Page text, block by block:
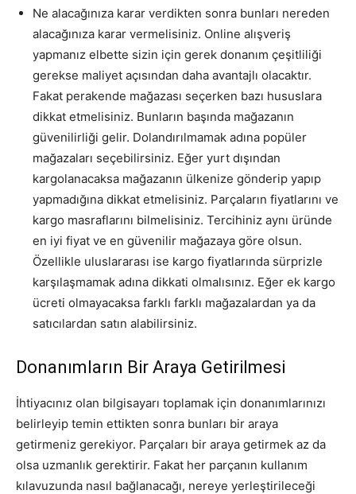
Ne alacağınıza karar verdikten sonra bunları nereden
alacağınıza karar vermelisiniz. Online alışveriş
yapmanız elbette sizin için gerek donanım çeşitliliği
gerekse maliyet açısından daha avantajlı olacaktır.
Fakat perakende mağazası seçerken bazı hususlara
dikkat etmelisiniz. Bunların başında mağazanın
güvenilirliği gelir. Dolandırılmamak adına popüler
mağazaları seçebilirsiniz. Eğer yurt dışından
kargolanacaksa mağazanın ülkenize gönderip yapıp
yapmadığına dikkat etmelisiniz. Parçaların fiyatlarını ve
kargo masraflarını bilmelisiniz. Tercihiniz aynı üründe
en iyi fiyat ve en güvenilir mağazaya göre olsun.
Özellikle uluslararası ise kargo fiyatlarında sürprizle
karşılaşmamak adına dikkati olmalısınız. Eğer ek kargo
ücreti olmayacaksa farklı farklı mağazalardan ya da
satıcılardan satın alabilirsiniz.
Donanımların Bir Araya Getirilmesi
İhtiyacınız olan bilgisayarı toplamak için donanımlarınızı
belirleyip temin ettikten sonra bunları bir araya
getirmeniz gerekiyor. Parçaları bir araya getirmek az da
olsa uzmanlık gerektirir. Fakat her parçanın kullanım
kılavuzunda nasıl bağlanacağı, nereye yerleştirileceği